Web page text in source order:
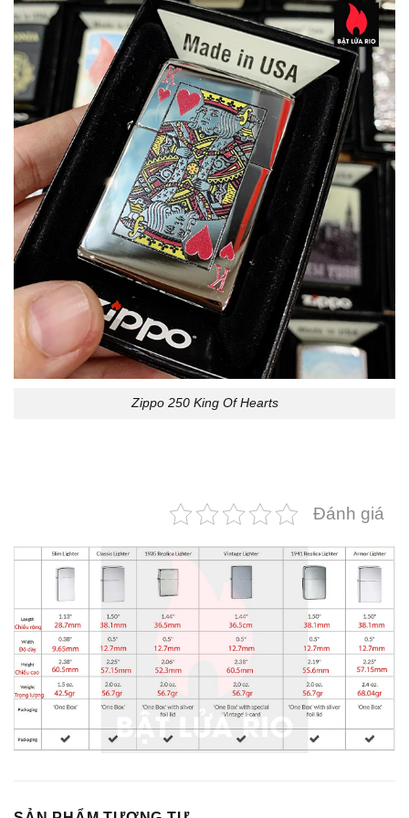
Zippo 250 King Of Hearts
Đánh giá